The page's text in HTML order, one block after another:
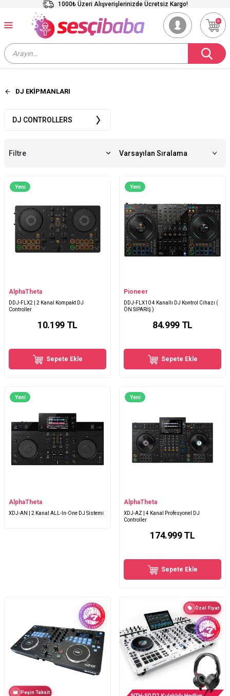
1000₺ Üzeri Alışverişlerinizde Ücretsiz Kargo!
0
DJ EKİPMANLARI
DJ CONTROLLERS
Filtre
Yeni
AlphaTheta
DDJ-FLX2 | 2 Kanal Kompakt DJ
Controller
10.199TL
Sepete Ekle
Yeni
Pioneer
DDJ-FLX10 4 Kanallı DJ Kontrol Cihazı (
ÖN SİPARİŞ )
84.999TL
Sepete Ekle
Yeni
AlphaTheta
XDJ-AN | 2 Kanal ALL-In-One DJ Sistemi
Yeni
AlphaTheta
XDJ-AZ | 4 Kanal Profesyonel DJ
Controller
174.999TL
Sepete Ekle
Peşin Taksit
Özel Fiyat